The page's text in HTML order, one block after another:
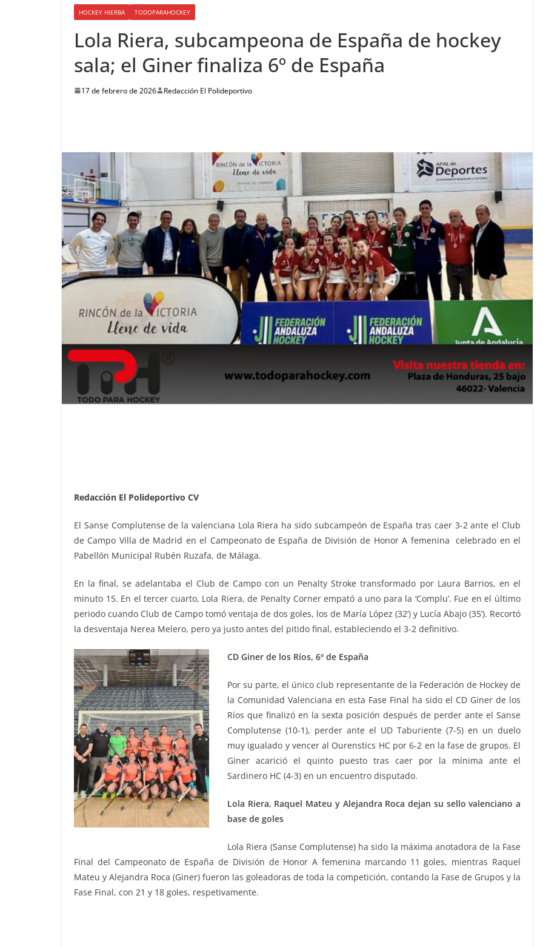
HOCKEY HIERBA TODOPARAHOCKEY
Lola Riera, subcampeona de España de hockey
sala; el Giner finaliza 6º de España
17 de febrero de 2026 Redacción El Polideportivo
Redacción El Polideportivo CV
El Sanse Complutense de la valenciana Lola Riera ha sido subcampeón de España tras caer 3-2 ante el Club
de Campo Villa de Madrid en el Campeonato de España de División de Honor A femenina celebrado en el
Pabellón Municipal Rubén Ruzafa, de Málaga.
En la final, se adelantaba el Club de Campo con un Penalty Stroke transformado por Laura Barrios, en el
minuto 15. En el tercer cuarto, Lola Riera, de Penalty Corner empató a uno para la ‘Complu’. Fue en el último
periodo cuando Club de Campo tomó ventaja de dos goles, los de María López (32’) y Lucía Abajo (35’). Recortó
la desventaja Nerea Melero, pero ya justo antes del pitido final, estableciendo el 3-2 definitivo.
CD Giner de los Ríos, 6º de España
Por su parte, el único club representante de la Federación de Hockey de
la Comunidad Valenciana en esta Fase Final ha sido el CD Giner de los
Ríos que finalizó en la sexta posición después de perder ante el Sanse
Complutense (10-1), perder ante el UD Taburiente (7-5) en un duelo
muy igualado y vencer al Ourenstics HC por 6-2 en la fase de grupos. El
Giner acarició el quinto puesto tras caer por la mínima ante el
Sardinero HC (4-3) en un encuentro disputado.
Lola Riera, Raquel Mateu y Alejandra Roca dejan su sello valenciano a
base de goles
Lola Riera (Sanse Complutense) ha sido la máxima anotadora de la Fase
Final del Campeonato de España de División de Honor A femenina marcando 11 goles, mientras Raquel
Mateu y Alejandra Roca (Giner) fueron las goleadoras de toda la competición, contando la Fase de Grupos y la
Fase Final, con 21 y 18 goles, respetivamente.